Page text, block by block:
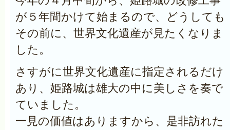
が５年間かけて始まるので、どうしても
その前に、世界文化遺産が見たくなりま
した。
さすがに世界文化遺産に指定されるだけ
あり、姫路城は雄大の中に美しさを奏で
ていました。
一見の価値はありますから、是非訪れた